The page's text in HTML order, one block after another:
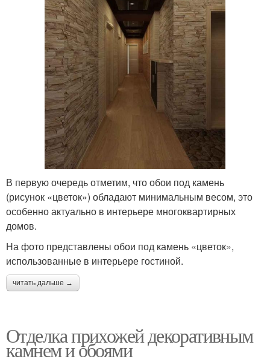
В первую очередь отметим, что обои под камень
(рисунок «цветок») обладают минимальным весом, это
особенно актуально в интерьере многоквартирных
домов.
На фото представлены обои под камень «цветок»,
использованные в интерьере гостиной.
читать дальше →
Отделка прихожей декоративным
камнем и обоями